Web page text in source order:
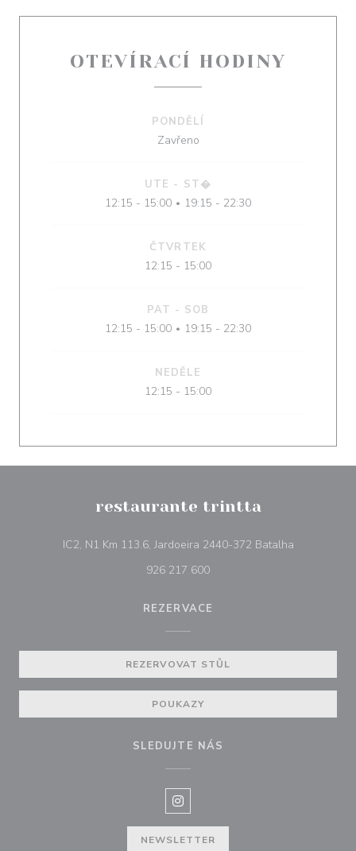
OTEVÍRACÍ HODINY
PONDĚLÍ
Zavřeno
UTE - ST�
12:15 - 15:00 • 19:15 - 22:30
ČTVRTEK
12:15 - 15:00
PAT - SOB
12:15 - 15:00 • 19:15 - 22:30
NEDĚLE
12:15 - 15:00
restaurante trintta
IC2, N1 Km 113.6, Jardoeira 2440-372 Batalha((otevře se
926 217 600
REZERVACE
REZERVOVAT STŮL
POUKAZY
SLEDUJTE NÁS
Instagram ((otevře se v novém
NEWSLETTER